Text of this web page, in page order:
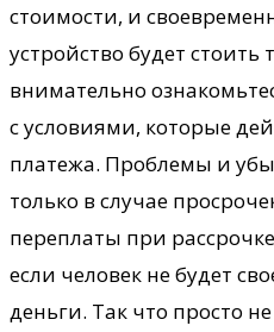
стоимости, и
устройство будет
внимательно
с условиями, которые
платежа. Проблемы и
только в случае
переплаты при
если человек не будет
деньги. Так что просто